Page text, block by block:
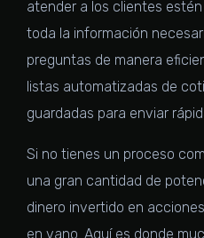
atender a los clientes
toda la información
preguntas de manera
listas automatizadas de
guardadas para enviar
Si no tienes un proceso
una gran cantidad de
dinero invertido en
en vano. Aquí es donde